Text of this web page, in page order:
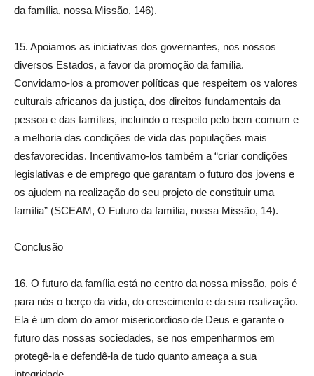
da família, nossa Missão, 146).
15. Apoiamos as iniciativas dos governantes, nos nossos
diversos Estados, a favor da promoção da família.
Convidamo-los a promover políticas que respeitem os valores
culturais africanos da justiça, dos direitos fundamentais da
pessoa e das famílias, incluindo o respeito pelo bem comum e
a melhoria das condições de vida das populações mais
desfavorecidas. Incentivamo-los também a “criar condições
legislativas e de emprego que garantam o futuro dos jovens e
os ajudem na realização do seu projeto de constituir uma
família” (SCEAM, O Futuro da família, nossa Missão, 14).
Conclusão
16. O futuro da família está no centro da nossa missão, pois é
para nós o berço da vida, do crescimento e da sua realização.
Ela é um dom do amor misericordioso de Deus e garante o
futuro das nossas sociedades, se nos empenharmos em
protegê-la e defendê-la de tudo quanto ameaça a sua